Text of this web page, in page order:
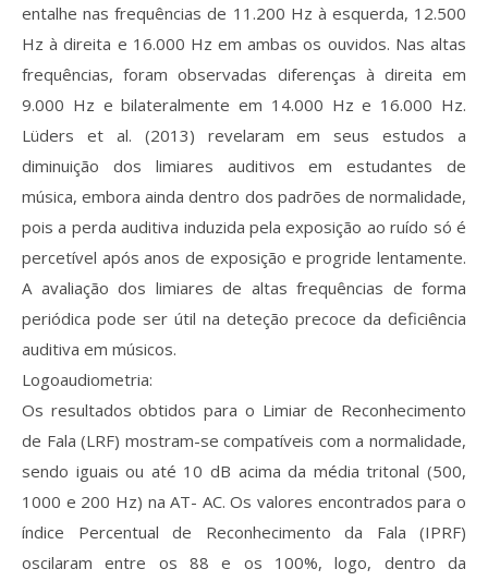
entalhe nas frequências de 11.200 Hz à esquerda, 12.500
Hz à direita e 16.000 Hz em ambas os ouvidos. Nas altas
frequências, foram observadas diferenças à direita em
9.000 Hz e bilateralmente em 14.000 Hz e 16.000 Hz.
Lüders et al. (2013) revelaram em seus estudos a
diminuição dos limiares auditivos em estudantes de
música, embora ainda dentro dos padrões de normalidade,
pois a perda auditiva induzida pela exposição ao ruído só é
percetível após anos de exposição e progride lentamente.
A avaliação dos limiares de altas frequências de forma
periódica pode ser útil na deteção precoce da deficiência
auditiva em músicos.
Logoaudiometria:
Os resultados obtidos para o Limiar de Reconhecimento
de Fala (LRF) mostram-se compatíveis com a normalidade,
sendo iguais ou até 10 dB acima da média tritonal (500,
1000 e 200 Hz) na AT- AC. Os valores encontrados para o
índice Percentual de Reconhecimento da Fala (IPRF)
oscilaram entre os 88 e os 100%, logo, dentro da